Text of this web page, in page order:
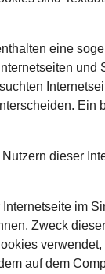
eine
dieser
im
Zweck
auf dem